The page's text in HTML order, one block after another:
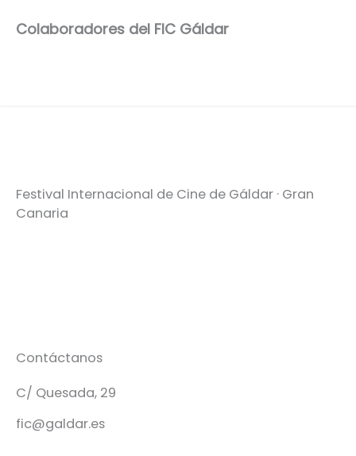
Colaboradores del FIC Gáldar
Festival Internacional de Cine de Gáldar · Gran
Canaria
Contáctanos
C/ Quesada, 29
fic@galdar.es